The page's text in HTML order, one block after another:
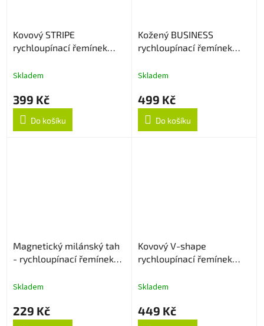
Kovový STRIPE
rychloupínací řemínek
Skladem
399 Kč
Do košíku
Kožený BUSINESS
rychloupínací řemínek
Skladem
499 Kč
Do košíku
Magnetický milánský tah
- rychloupínací řemínek
Skladem
229 Kč
Kovový V-shape
rychloupínací řemínek
Skladem
449 Kč